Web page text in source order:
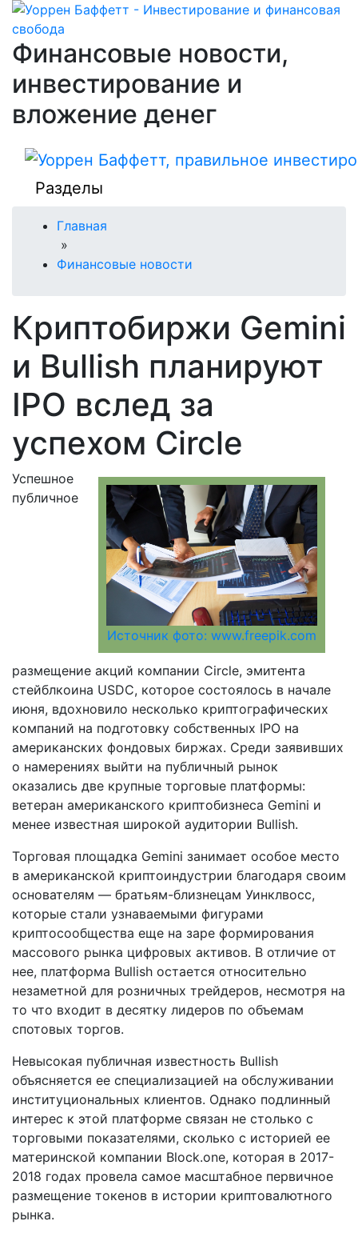
Финансовые новости,
инвестирование и
вложение денег
Разделы
Главная
»
Финансовые новости
Криптобиржи Gemini
и Bullish планируют
IPO вслед за
успехом Circle
Источник фото: www.freepik.com
Успешное
публичное
размещение акций компании Circle, эмитента
стейблкоина USDC, которое состоялось в начале
июня, вдохновило несколько криптографических
компаний на подготовку собственных IPO на
американских фондовых биржах. Среди заявивших
о намерениях выйти на публичный рынок
оказались две крупные торговые платформы:
ветеран американского криптобизнеса Gemini и
менее известная широкой аудитории Bullish.
Торговая площадка Gemini занимает особое место
в американской криптоиндустрии благодаря своим
основателям — братьям-близнецам Уинклвосс,
которые стали узнаваемыми фигурами
криптосообщества еще на заре формирования
массового рынка цифровых активов. В отличие от
нее, платформа Bullish остается относительно
незаметной для розничных трейдеров, несмотря на
то что входит в десятку лидеров по объемам
спотовых торгов.
Невысокая публичная известность Bullish
объясняется ее специализацией на обслуживании
институциональных клиентов. Однако подлинный
интерес к этой платформе связан не столько с
торговыми показателями, сколько с историей ее
материнской компании Block.one, которая в 2017-
2018 годах провела самое масштабное первичное
размещение токенов в истории криптовалютного
рынка.